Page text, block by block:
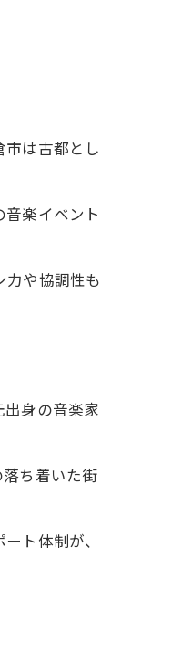
は古都とし
楽イベント
力や協調性も
身の音楽家
ち着いた街
ト体制が、